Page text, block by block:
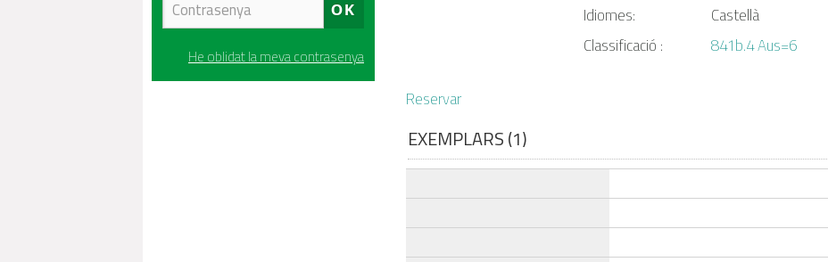
Idiomes:
Castellà
Classificació :
841b.4 Aus=6
Reservar
EXEMPLARS (1)
He oblidat la meva contrasenya